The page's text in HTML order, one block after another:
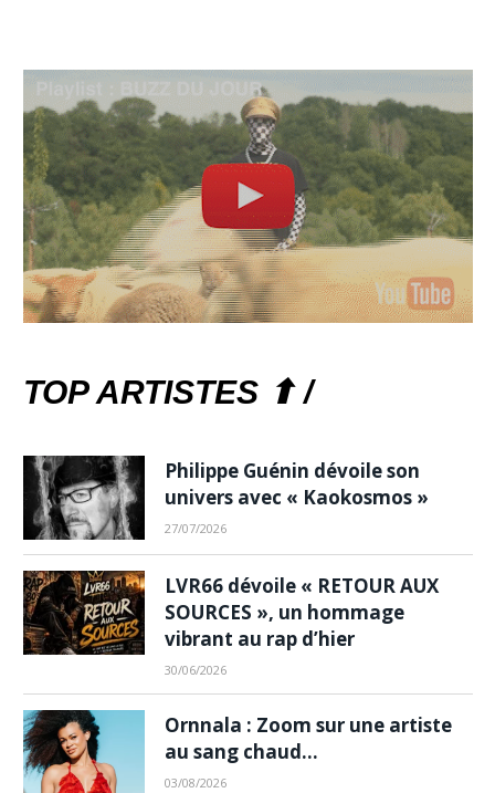
TOP ARTISTES ⬆ /
Philippe Guénin dévoile son
univers avec « Kaokosmos »
27/07/2026
LVR66 dévoile « RETOUR AUX
SOURCES », un hommage
vibrant au rap d’hier
30/06/2026
Ornnala : Zoom sur une artiste
au sang chaud…
03/08/2026